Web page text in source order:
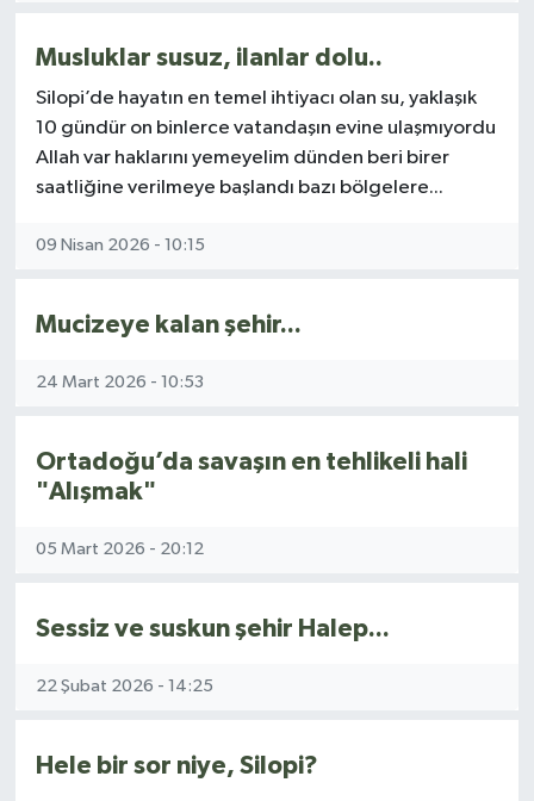
Musluklar susuz, ilanlar dolu..
Silopi’de hayatın en temel ihtiyacı olan su, yaklaşık
10 gündür on binlerce vatandaşın evine ulaşmıyordu
Allah var haklarını yemeyelim dünden beri birer
saatliğine verilmeye başlandı bazı bölgelere...
09 Nisan 2026 - 10:15
Mucizeye kalan şehir...
24 Mart 2026 - 10:53
Ortadoğu’da savaşın en tehlikeli hali
"Alışmak"
05 Mart 2026 - 20:12
Sessiz ve suskun şehir Halep...
22 Şubat 2026 - 14:25
Hele bir sor niye, Silopi?